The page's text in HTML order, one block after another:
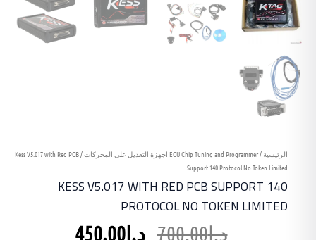
الرئيسية/ECU Chip Tuning and Programmer اجهزة التعديل على المحركات
/ Kess V5.017 with Red PCB
Support 140 Protocol No Token Limited
KESS V5.017 WITH RED PCB SUPPORT 140
PROTOCOL NO TOKEN LIMITED
د.إ700.00 السعر
د.إ450.00